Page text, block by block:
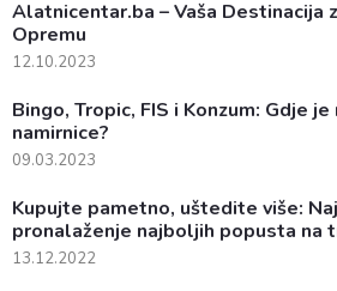
Alatnicentar.ba – Vaša Destinacija
Opremu
12.10.2023
Bingo, Tropic, FIS i Konzum: Gdje
namirnice?
09.03.2023
Kupujte pametno, uštedite više:
pronalaženje najboljih popusta na
13.12.2022